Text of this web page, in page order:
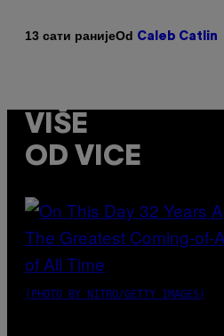
13 сати ранијеOd Caleb Catlin
VIŠE
OD VICE
(PHOTO BY NITRO/GETTY IMAGES)